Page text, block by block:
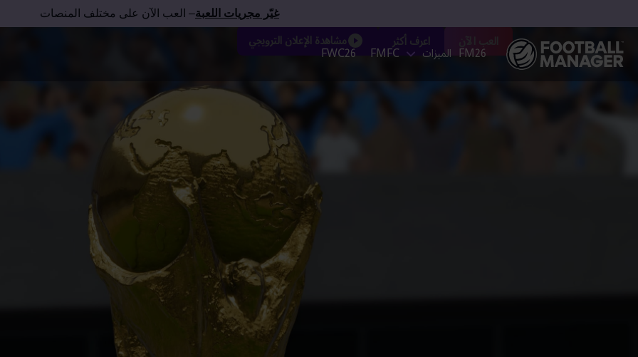
غيّر مجريات اللعبة– العب الآن على مختلف المنصات
FM26 الميزات FMFC
FWC26 اعرف أكثر مشاهدة الإعلان الترويجي